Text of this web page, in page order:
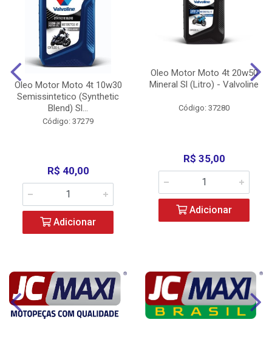
Oleo Motor Moto 4t 10w30
Semissintetico (Synthetic
Blend) Sl...
Código: 37279
R$ 40,00
Adicionar
Oleo Motor Moto 4t 20w50
Mineral Sl (Litro) - Valvoline
Código: 37280
R$ 35,00
Adicionar